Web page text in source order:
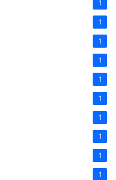
1
1
1
1
1
1
1
1
1
1